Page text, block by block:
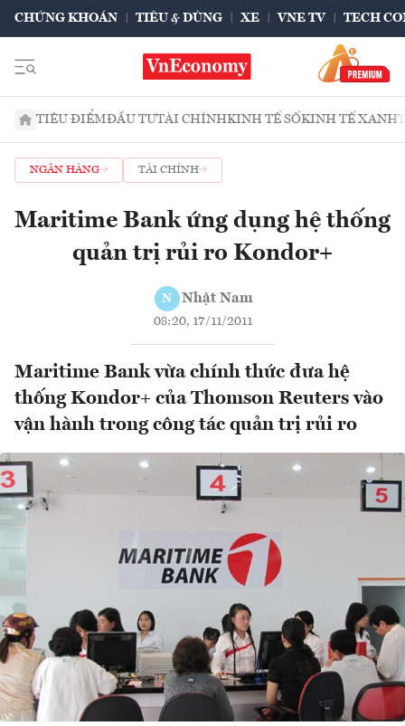
CHỨNG KHOÁN TIÊU & DÙNG XE VNE TV TECH
TIÊU ĐIỂMĐẦU TƯTÀI CHÍNHKINH TẾ SỐKINH TẾ XANH
NGÂN HÀNG TÀI CHÍNH
Maritime Bank ứng dụng hệ thống
quản trị rủi ro Kondor+
N Nhật Nam
08:20, 17/11/2011
Maritime Bank vừa chính thức đưa hệ
thống Kondor+ của Thomson Reuters vào
vận hành trong công tác quản trị rủi ro